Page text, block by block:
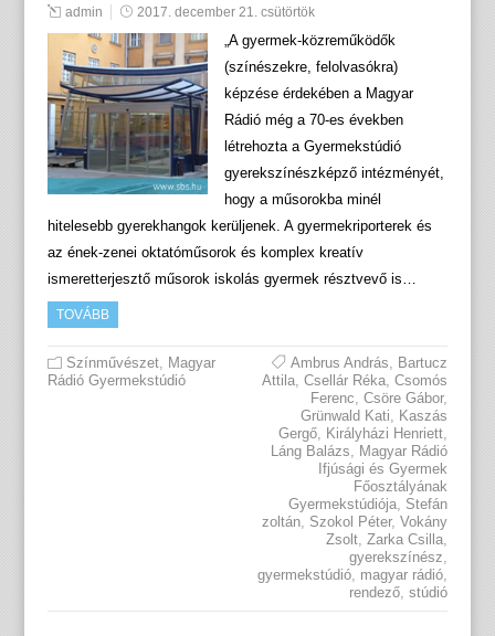
admin 2017. december 21. csütörtök
„A gyermek-közreműködők
(színészekre, felolvasókra)
képzése érdekében a Magyar
Rádió még a 70-es években
létrehozta a Gyermekstúdió
gyerekszínészképző intézményét,
hogy a műsorokba minél
hitelesebb gyerekhangok kerüljenek. A gyermekriporterek és
az ének-zenei oktatóműsorok és komplex kreatív
ismeretterjesztő műsorok iskolás gyermek résztvevő is…
TOVÁBB
Színművészet, Magyar
Rádió Gyermekstúdió
Ambrus András, Bartucz
Attila,Csellár Réka,Csomós
Ferenc,Csöre Gábor,
Grünwald Kati, Kaszás
Gergő, Királyházi Henriett,
Láng Balázs, Magyar Rádió
Ifjúsági és Gyermek
Főosztályának
Gyermekstúdiója, Stefán
zoltán, Szokol Péter,Vokány
Zsolt,Zarka Csilla,
gyerekszínész,
gyermekstúdió, magyar rádió,
rendező,stúdió